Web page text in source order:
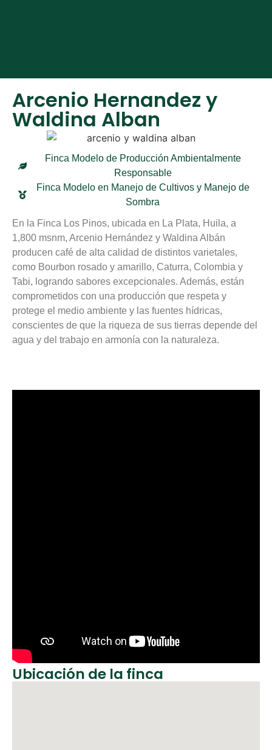
Arcenio Hernandez y
Waldina Alban
Finca Modelo de Producción Ambientalmente
Responsable
Finca Modelo en Manejo de Cultivos y Manejo de
Sombra
En la Finca Los Pinos, ubicada en La Plata, Huila, a
1,800 msnm, Arcenio Hernández y Waldina Albán
producen café de alta calidad de distintos varietales,
como Bourbon rosado y amarillo, Caturra, Colombia y
Tabi, logrando sabores excepcionales. Además, están
comprometidos con una producción que respeta y
protege el medio ambiente y las fuentes hídricas,
conscientes de que la riqueza de sus tierras depende del
agua y del trabajo en armonía con la naturaleza.
Ubicación de la finca